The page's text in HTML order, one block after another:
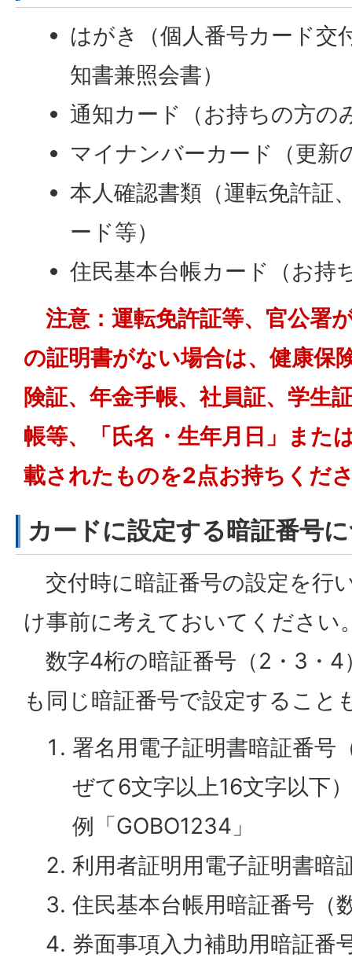
はがき（個人番号カード交
知書兼照会書）
通知カード（お持ちの方の
マイナンバーカード（更新
本人確認書類（運転免許証
ード等）
住民基本台帳カード（お持
注意：運転免許証等、官公署
の証明書がない場合は、健康保
険証、年金手帳、社員証、学生
帳等、「氏名・生年月日」また
載されたものを2点お持ちくだ
カードに設定する暗証番号
交付時に暗証番号の設定を行
け事前に考えておいてください
数字4桁の暗証番号（2・3・4
も同じ暗証番号で設定すること
署名用電子証明書暗証番号
ぜて6文字以上16文字以下）
例「GOBO1234」
利用者証明用電子証明書暗
住民基本台帳用暗証番号（
券面事項入力補助用暗証番